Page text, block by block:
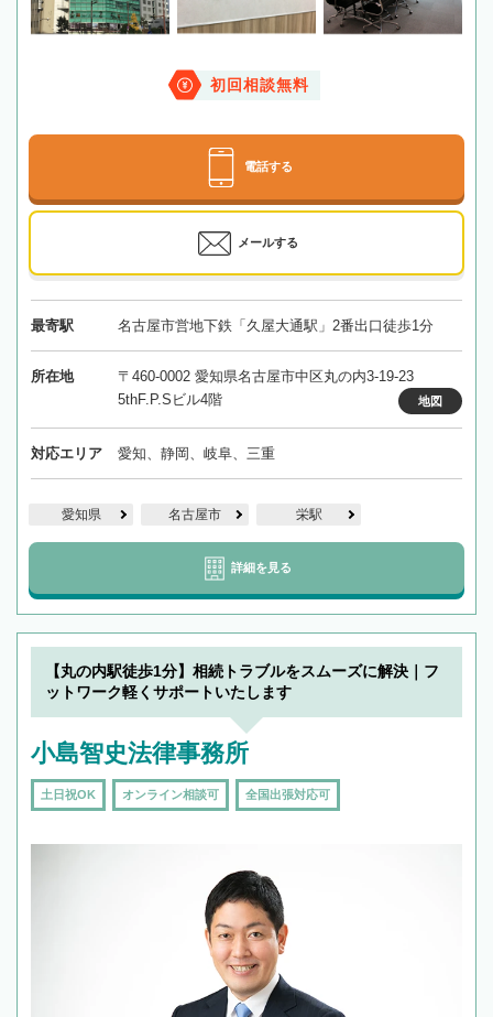
初回相談無料
電話する
メールする
最寄駅 名古屋市営地下鉄「久屋大通駅」2番出口徒歩1分
所在地
〒460-0002 愛知県名古屋市中区丸の内3-19-23
5thF.P.Sビル4階
地図
対応エリア 愛知、静岡、岐阜、三重
愛知県 名古屋市 栄駅
詳細を見る
【丸の内駅徒歩1分】相続トラブルをスムーズに解決｜フ
ットワーク軽くサポートいたします
小島智史法律事務所
土日祝OK オンライン相談可 全国出張対応可